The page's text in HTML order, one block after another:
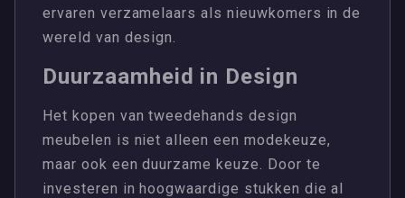
ervaren verzamelaars als nieuwkomers in de
wereld van design.
Duurzaamheid in Design
Het kopen van tweedehands design
meubelen is niet alleen een modekeuze,
maar ook een duurzame keuze. Door te
investeren in hoogwaardige stukken die al